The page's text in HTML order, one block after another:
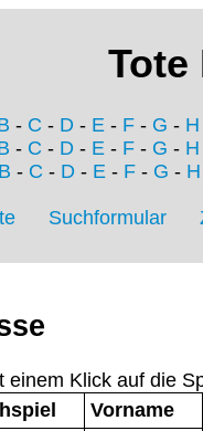
Tote
- C - D - E - F - G - H
- C - D - E - F - G - H
B - C - D- E- F- G - H
Suchformular
einem Klick auf die
Vorname